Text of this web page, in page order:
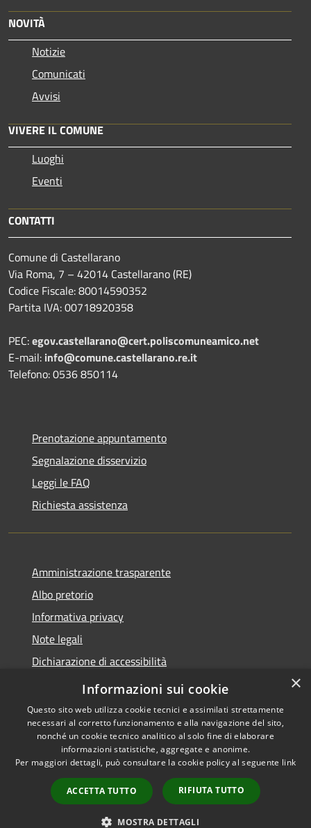
NOVITÀ
Notizie
Comunicati
Avvisi
VIVERE IL COMUNE
Luoghi
Eventi
CONTATTI
Comune di Castellarano
Via Roma, 7 – 42014 Castellarano (RE)
Codice Fiscale: 80014590352
Partita IVA: 00718920358
PEC:egov.castellarano@cert.poliscomuneamico.net
E-mail: info@comune.castellarano.re.it
Telefono: 0536 850114
Prenotazione appuntamento
Segnalazione disservizio
Leggi le FAQ
Richiesta assistenza
Amministrazione trasparente
Albo pretorio
Informativa privacy
Note legali
Dichiarazione di accessibilità
Piano di miglioramento del sito
Accessibilità
Copyright © 2026 • Comune di
Castellarano • Powered by
Municipium•
Accesso
redazione
×
Informazioni sui cookie
Questo sito web utilizza cookie tecnici e assimilati strettamente
necessari al corretto funzionamento e alla navigazione del sito,
nonché un cookie tecnico analitico al solo fine di elaborare
informazioni statistiche, aggregate e anonime.
Per maggiori dettagli, può consultare la cookie policy al seguente link
ACCETTA TUTTO RIFIUTA TUTTO
MOSTRA DETTAGLI